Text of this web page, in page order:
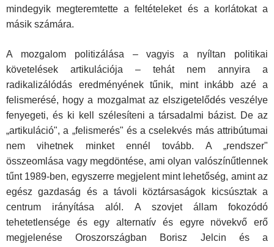
mindegyik megteremtette a feltételeket és a korlátokat a
másik számára.
A mozgalom politizálása – vagyis a nyíltan politikai
követelések artiku­lációja – tehát nem annyira a
radikalizálódás eredményének tűnik, mint inkább azé a
felismerésé, hogy a mozgalmat az elszigetelődés veszélye
fenyegeti, és ki kell szélesíteni a társadalmi bázist. De az
„artikuláció", a „felismerés" és a cselekvés más attribútumai
nem vihetnek minket ennél tovább. A „rendszer"
összeomlása vagy megdöntése, ami olyan valószínűtlennek
tűnt 1989-ben, egyszerre megjelent mint lehetőség, amint az
egész gazdaság és a távoli köztársaságok kicsúsztak a
centrum irányítása alól. A szovjet állam fokozódó
tehetetlensége és egy alternatív és egyre növekvő erő
megjelenése Oroszországban Borisz Jelcin és a